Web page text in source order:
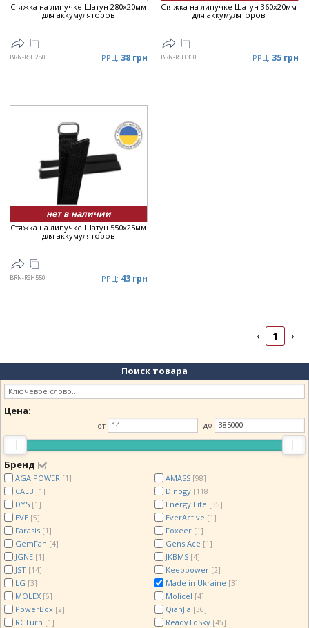
Стяжка на липучке Шатун 280x20мм
для аккумуляторов
BRN-RSH280 РРЦ: 38 грн
Стяжка на липучке Шатун 360x20мм
для аккумуляторов
BRN-RSH360 РРЦ: 35 грн
нет в наличии
Стяжка на липучке Шатун 550x25мм
для аккумуляторов
BRN-RSH550 РРЦ: 43 грн
‹ 1 ›
Поиск товара
Цена:
от до
Бренд
AGA POWER [1] AMASS [98]
CALB [1] Dinogy [118]
DYS [1] Energy Life [35]
EVE [5] EverActive [1]
Farasis [1] Foxeer [1]
GemFan [4] Gens Ace [1]
JGNE [1] JKBMS [4]
JST [14] Keeppower [2]
LG [3] Made in Ukraine [3]
MOLEX [6] Molicel [4]
PowerBox [2] QianJia [36]
RCTurn [1] ReadyToSky [45]